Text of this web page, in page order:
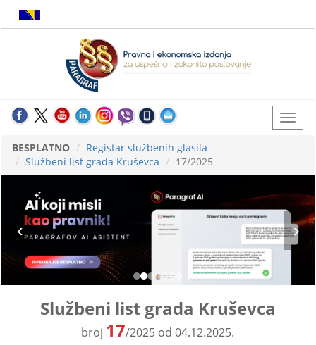
BESPLATNO
Registar službenih glasila
Službeni list grada Kruševca
17/2025
Službeni list grada Kruševca
broj 17/2025 od 04.12.2025.